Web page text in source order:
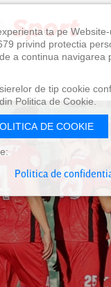
ta pe
privind protectia
a continua
de tip cookie
Politica de Cookie.
DE COOKIE
Politica de